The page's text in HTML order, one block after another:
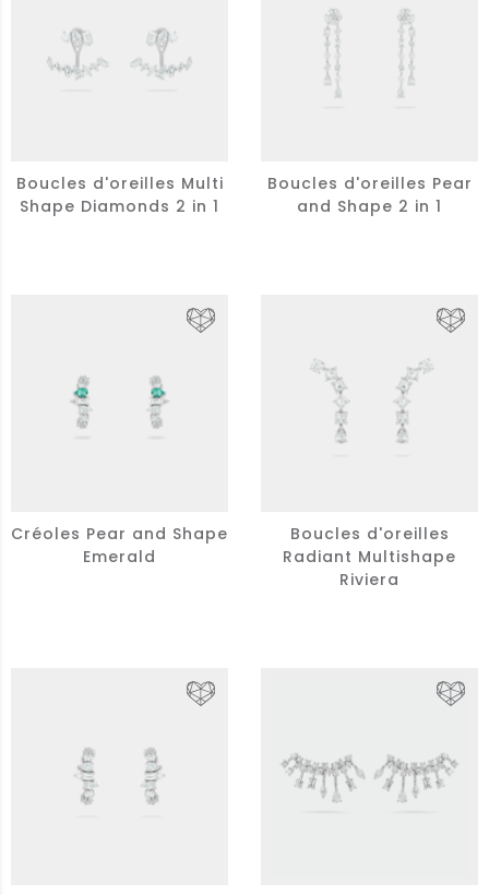
Boucles d'oreilles Multi
Shape Diamonds 2 in 1
Boucles d'oreilles Pear
and Shape 2 in 1
Créoles Pear and Shape
Emerald
Boucles d'oreilles
Radiant Multishape
Riviera